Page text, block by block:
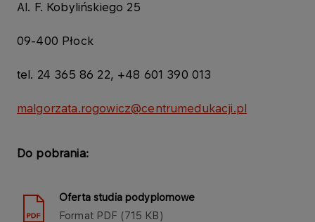
Al. F. Kobylińskiego 25
09-400 Płock
tel. 24 365 86 22, +48 601 390 013
malgorzata.rogowicz@centrumedukacji.pl
Do pobrania:
Oferta studia podyplomowe
Format PDF 715 KB